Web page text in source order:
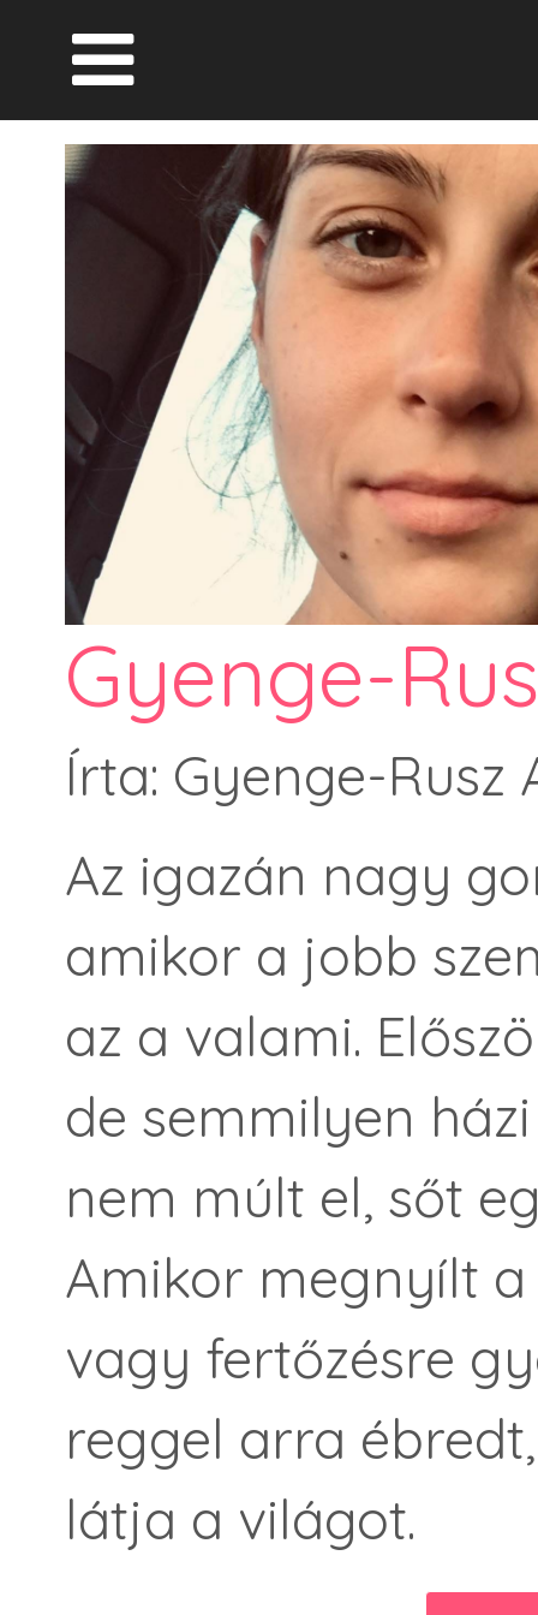
Gyenge-
Írta: Gyenge-Rusz
Az igazán nagy
amikor a jobb
az a valami.
de semmilyen
nem múlt el, sőt
Amikor megnyílt a
vagy fertőzésre
reggel arra
látja a világot.